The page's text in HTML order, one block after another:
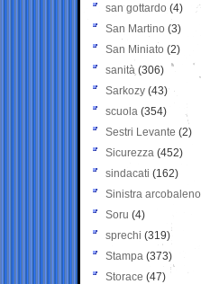
san gottardo (4)
San Martino (3)
San Miniato (2)
sanità (306)
Sarkozy (43)
scuola (354)
Sestri Levante (2)
Sicurezza (452)
sindacati (162)
Sinistra arcobaleno
Soru (4)
sprechi (319)
Stampa (373)
Storace (47)